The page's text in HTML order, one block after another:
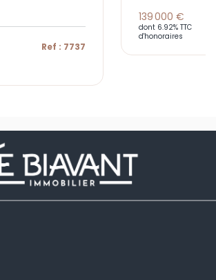
Ref : 7737
139 000 €
dont 6.92% TTC
d'honoraires